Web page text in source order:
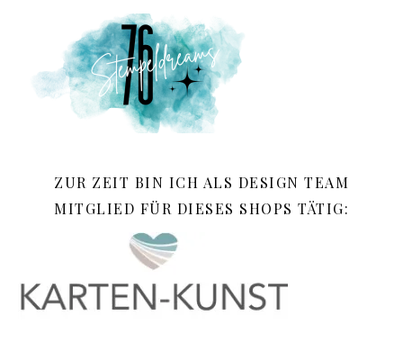
ZUR ZEIT BIN ICH ALS DESIGN TEAM
MITGLIED FÜR DIESES SHOPS TÄTIG: